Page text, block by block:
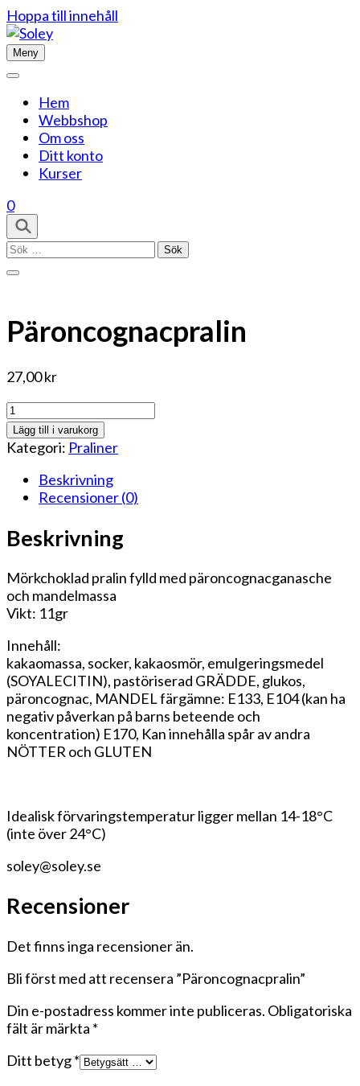
Hoppa till innehåll
Meny
Hem
Webbshop
Om oss
Ditt konto
Kurser
0
Sök
Päroncognacpralin
27,00kr
Päroncognacpralin
mängd
Lägg till i varukorg
Kategori: Praliner
Beskrivning
Recensioner (0)
Beskrivning
Mörkchoklad pralin fylld med päroncognacganasche
och mandelmassa
Vikt: 11gr
Innehåll:
kakaomassa, socker, kakaosmör, emulgeringsmedel
(SOYALECITIN), pastöriserad GRÄDDE, glukos,
päroncognac, MANDEL färgämne: E133, E104 (kan ha
negativ påverkan på barns beteende och
koncentration) E170, Kan innehålla spår av andra
NÖTTER och GLUTEN
Idealisk förvaringstemperatur ligger mellan 14-18°C
(inte över 24°C)
soley@soley.se
Recensioner
Det finns inga recensioner än.
Bli först med att recensera ”Päroncognacpralin”
Din e-postadress kommer inte publiceras. Obligatoriska
fält är märkta *
Ditt betyg*